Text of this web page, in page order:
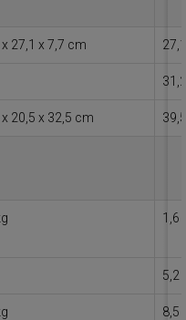
27,1 x 7,7 cm
x 20,5 x 32,5 cm
1,6
5,2
8,5